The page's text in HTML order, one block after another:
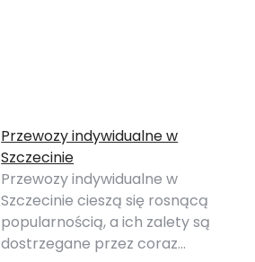
Przewozy indywidualne w
Szczecinie
Przewozy indywidualne w
Szczecinie cieszą się rosnącą
popularnością, a ich zalety są
dostrzegane przez coraz…